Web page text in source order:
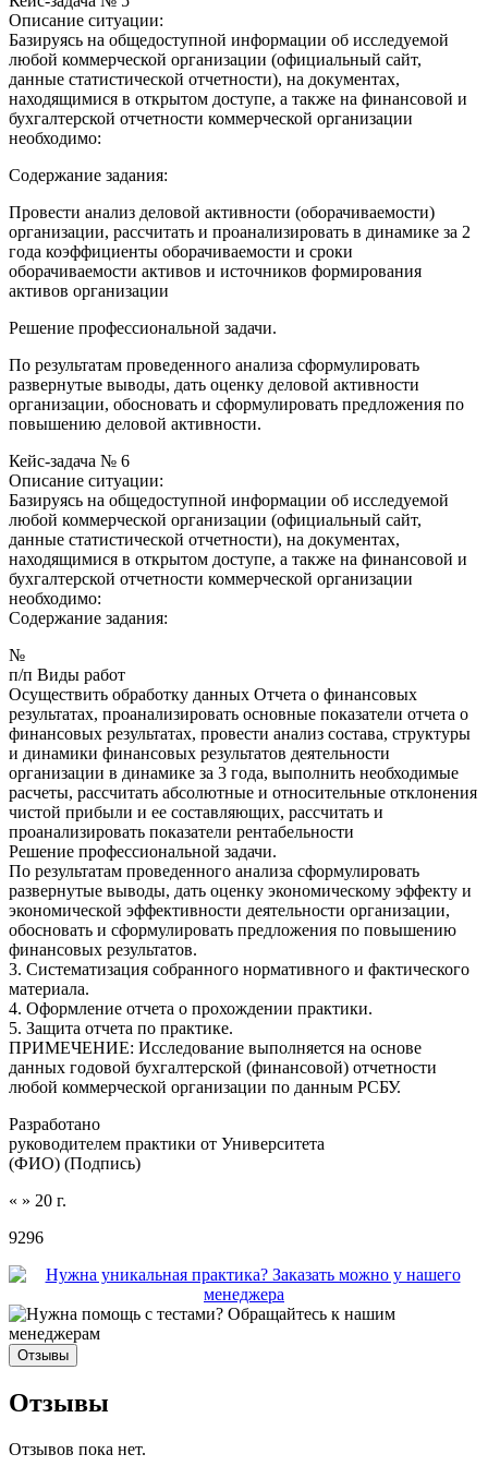
Описание ситуации:
Базируясь на общедоступной информации об исследуемой
любой коммерческой организации (официальный сайт,
данные статистической отчетности), на документах,
находящимися в открытом доступе, а также на финансовой и
бухгалтерской отчетности коммерческой организации
необходимо:
Содержание задания:
Провести анализ деловой активности (оборачиваемости)
организации, рассчитать и проанализировать в динамике за 2
года коэффициенты оборачиваемости и сроки
оборачиваемости активов и источников формирования
активов организации
Решение профессиональной задачи.
По результатам проведенного анализа сформулировать
развернутые выводы, дать оценку деловой активности
организации, обосновать и сформулировать предложения по
повышению деловой активности.
Кейс-задача № 6
Описание ситуации:
Базируясь на общедоступной информации об исследуемой
любой коммерческой организации (официальный сайт,
данные статистической отчетности), на документах,
находящимися в открытом доступе, а также на финансовой и
бухгалтерской отчетности коммерческой организации
необходимо:
Содержание задания:
№
п/п Виды работ
Осуществить обработку данных Отчета о финансовых
результатах, проанализировать основные показатели отчета о
финансовых результатах, провести анализ состава, структуры
и динамики финансовых результатов деятельности
организации в динамике за 3 года, выполнить необходимые
расчеты, рассчитать абсолютные и относительные отклонения
чистой прибыли и ее составляющих, рассчитать и
проанализировать показатели рентабельности
Решение профессиональной задачи.
По результатам проведенного анализа сформулировать
развернутые выводы, дать оценку экономическому эффекту и
экономической эффективности деятельности организации,
обосновать и сформулировать предложения по повышению
финансовых результатов.
3. Систематизация собранного нормативного и фактического
материала.
4. Оформление отчета о прохождении практики.
5. Защита отчета по практике.
ПРИМЕЧЕНИЕ: Исследование выполняется на основе
данных годовой бухгалтерской (финансовой) отчетности
любой коммерческой организации по данным РСБУ.
Разработано
руководителем практики от Университета
(ФИО) (Подпись)
« » 20 г.
9296
Отзывы
Отзывы
Отзывов пока нет.